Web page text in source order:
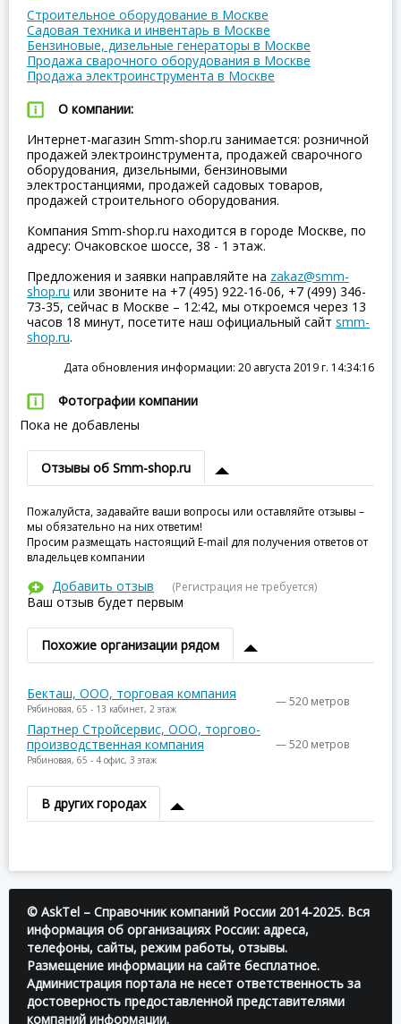
Строительное оборудование в Москве
Садовая техника и инвентарь в Москве
Бензиновые, дизельные генераторы в Москве
Продажа сварочного оборудования в Москве
Продажа электроинструмента в Москве
О компании:
Интернет-магазин Smm-shop.ru занимается: розничной
продажей электроинструмента, продажей сварочного
оборудования, дизельными, бензиновыми
электростанциями, продажей садовых товаров,
продажей строительного оборудования.
Компания Smm-shop.ru находится в городе Москве, по
адресу: Очаковское шоссе, 38 - 1 этаж.
Предложения и заявки направляйте на zakaz@smm-
shop.ru или звоните на +7 (495) 922-16-06, +7 (499) 346-
73-35, сейчас в Москве – 12:42, мы откроемся через 13
часов 18 минут, посетите наш официальный сайт smm-
shop.ru.
Дата обновления информации: 20 августа 2019 г. 14:34:16
Фотографии компании
Пока не добавлены
Отзывы об Smm-shop.ru
Пожалуйста, задавайте ваши вопросы или оставляйте отзывы –
мы обязательно на них ответим!
Просим размещать настоящий E-mail для получения ответов от
владельцев компании
Добавить отзыв (Регистрация не требуется)
Ваш отзыв будет первым
Похожие организации рядом
Бекташ, ООО, торговая компания
Рябиновая, 65 - 13 кабинет, 2 этаж — 520 метров
Партнер Стройсервис, ООО, торгово-
производственная компания
Рябиновая, 65 - 4 офис, 3 этаж
— 520 метров
В других городах
© AskTel – Справочник компаний России 2014-2025. Вся
информация об организациях России: адреса,
телефоны, сайты, режим работы, отзывы.
Размещение информации на сайте бесплатное.
Администрация портала не несет ответственность за
достоверность предоставленной представителями
компаний информации.